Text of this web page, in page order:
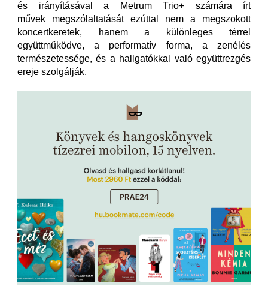
és irányításával a Metrum Trio+ számára írt
művek megszólaltatását ezúttal nem a megszokott
koncertkeretek, hanem a különleges térrel
együttműködve, a performatív forma, a zenélés
természetessége, és a hallgatókkal való együttrezgés
ereje szolgálják.